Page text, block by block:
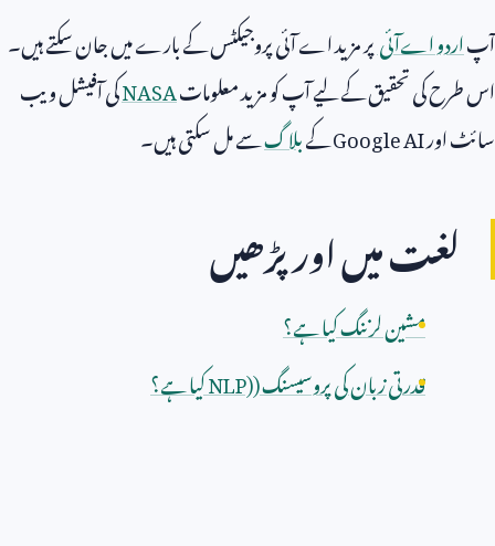
آپاردو اےآئیپر مزید اے آئی پروجیکٹس کے بارے میں جان سکتے ہیں۔
اس طرح کی تحقیق کے لیے آپ کو مزید معلوماتNASAکی آفیشل ویب
سائٹ اورGoogle AIکےبلاگسے مل سکتی ہیں۔
لغت میں اور پڑھیں
مشین لرننگ کیا ہے؟
قدرتی زبان کی پروسیسنگ (NLP)کیا ہے؟